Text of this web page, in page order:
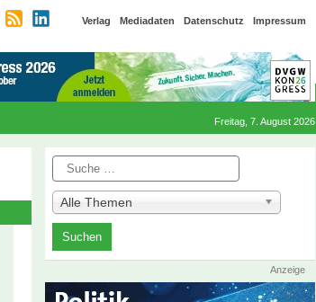
Verlag Mediadaten Datenschutz Impressum
Freitag, 7. August 2026
Suche
Alle Themen
Anzeige